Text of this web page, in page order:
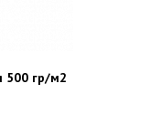
500 гр/м2